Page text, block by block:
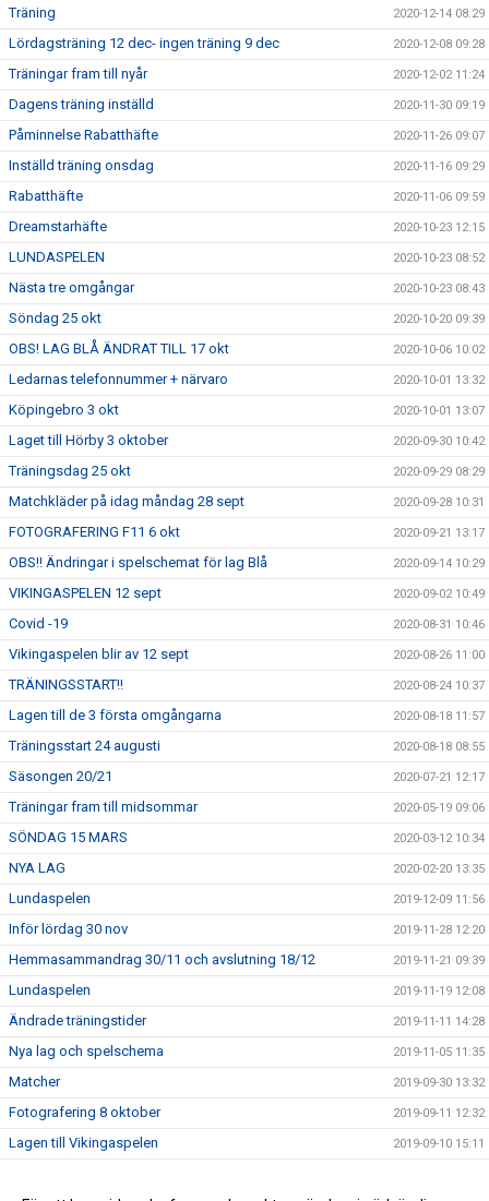
Träning 2020-12-14 08:29
Lördagsträning 12 dec- ingen träning 9 dec 2020-12-08 09:28
Träningar fram till nyår 2020-12-02 11:24
Dagens träning inställd 2020-11-30 09:19
Påminnelse Rabatthäfte 2020-11-26 09:07
Inställd träning onsdag 2020-11-16 09:29
Rabatthäfte 2020-11-06 09:59
Dreamstarhäfte 2020-10-23 12:15
LUNDASPELEN 2020-10-23 08:52
Nästa tre omgångar 2020-10-23 08:43
Söndag 25 okt 2020-10-20 09:39
OBS! LAG BLÅ ÄNDRAT TILL 17 okt 2020-10-06 10:02
Ledarnas telefonnummer + närvaro 2020-10-01 13:32
Köpingebro 3 okt 2020-10-01 13:07
Laget till Hörby 3 oktober 2020-09-30 10:42
Träningsdag 25 okt 2020-09-29 08:29
Matchkläder på idag måndag 28 sept 2020-09-28 10:31
FOTOGRAFERING F11 6 okt 2020-09-21 13:17
OBS!! Ändringar i spelschemat för lag Blå 2020-09-14 10:29
VIKINGASPELEN 12 sept 2020-09-02 10:49
Covid -19 2020-08-31 10:46
Vikingaspelen blir av 12 sept 2020-08-26 11:00
TRÄNINGSSTART!! 2020-08-24 10:37
Lagen till de 3 första omgångarna 2020-08-18 11:57
Träningsstart 24 augusti 2020-08-18 08:55
Säsongen 20/21 2020-07-21 12:17
Träningar fram till midsommar 2020-05-19 09:06
SÖNDAG 15 MARS 2020-03-12 10:34
NYA LAG 2020-02-20 13:35
Lundaspelen 2019-12-09 11:56
Inför lördag 30 nov 2019-11-28 12:20
Hemmasammandrag 30/11 och avslutning 18/12 2019-11-21 09:39
Lundaspelen 2019-11-19 12:08
Ändrade träningstider 2019-11-11 14:28
Nya lag och spelschema 2019-11-05 11:35
Matcher 2019-09-30 13:32
Fotografering 8 oktober 2019-09-11 12:32
Lagen till Vikingaspelen 2019-09-10 15:11